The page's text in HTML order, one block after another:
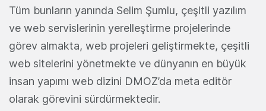
Tüm bunların yanında Selim Şumlu, çeşitli yazılım
ve web servislerinin yerelleştirme projelerinde
görev almakta, web projeleri geliştirmekte, çeşitli
web sitelerini yönetmekte ve dünyanın en büyük
insan yapımı web dizini DMOZ’da meta editör
olarak görevini sürdürmektedir.